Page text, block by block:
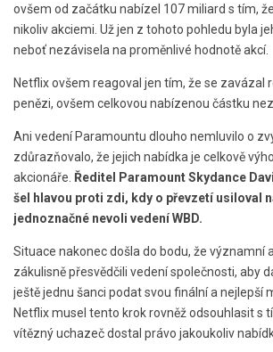
ovšem od začátku nabízel 107 miliard s tím,
nikoliv akciemi. Už jen z tohoto pohledu byla
neboť nezávisela na proměnlivé hodnotě akcí.
Netflix ovšem reagoval jen tím, že se zavázal
penězi, ovšem celkovou nabízenou částku
Ani vedení Paramountu dlouho nemluvilo o
zdůrazňovalo, že jejich nabídka je celkově
akcionáře. Ředitel Paramount Skydance
šel hlavou proti zdi, kdy o převzetí usiloval
jednoznačné nevoli vedení WBD.
Situace nakonec došla do bodu, že významní
zákulisně přesvědčili vedení společnosti, aby
ještě jednu šanci podat svou finální a nejlepší
Netflix musel tento krok rovněž odsouhlasit s
vítězný uchazeč dostal právo jakoukoliv